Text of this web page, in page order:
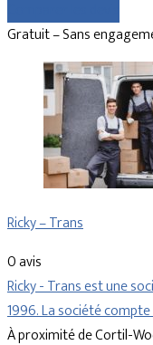
Gratuit – Sans
Ricky – Trans
0 avis
Ricky - Trans est une
1996. La société
À proximité de Cortil-